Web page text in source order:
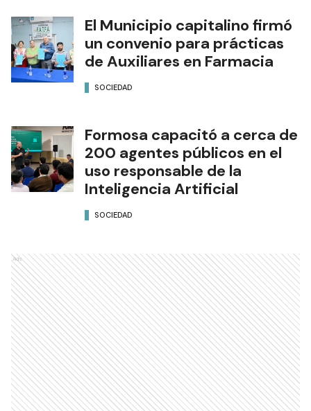
El Municipio capitalino firmó
un convenio para prácticas
de Auxiliares en Farmacia
SOCIEDAD
Formosa capacitó a cerca de
200 agentes públicos en el
uso responsable de la
Inteligencia Artificial
SOCIEDAD
Ads